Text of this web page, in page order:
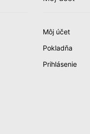
Môj účet
Pokladňa
Prihlásenie